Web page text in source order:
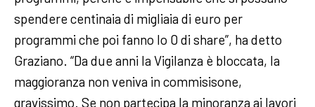
spendere centinaia di migliaia di euro per
programmi che poi fanno lo 0 di share”, ha detto
Graziano. “Da due anni la Vigilanza è bloccata, la
maggioranza non veniva in commisisone,
gravissimo. Se non partecipa la minoranza ai lavori